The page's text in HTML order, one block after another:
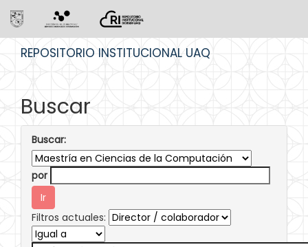
REPOSITORIO INSTITUCIONAL UAQ
Buscar
Buscar:
por
Filtros actuales: